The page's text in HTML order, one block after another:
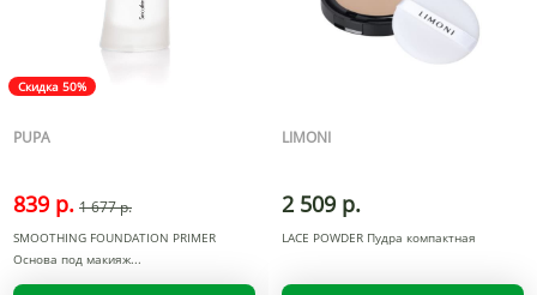
Скидка 50%
PUPA
839 р. 1 677 р.
SMOOTHING FOUNDATION PRIMER
Основа под макияж
LIMONI
2 509 р.
LACE POWDER Пудра компактная